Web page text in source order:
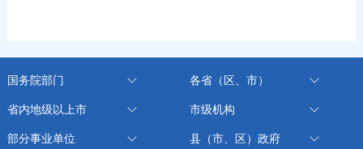
国务院部门 各省（区、市）
省内地级以上市 市级机构
部分事业单位 县（市、区）政府